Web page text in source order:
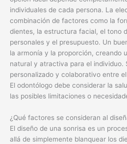
individuales de cada persona. La
combinación de factores como la
dientes, la estructura facial, el tono
personales y el presupuesto. Un
la armonía y la proporción, creando
natural y atractiva para el individuo.
personalizado y colaborativo entre
El odontólogo debe considerar la
las posibles limitaciones o
¿Qué factores se consideran al
El diseño de una sonrisa es un
allá de simplemente blanquear los